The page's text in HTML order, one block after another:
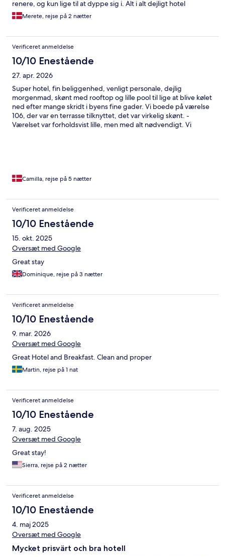
renere, og kun lige til at dyppe sig i. Alt i alt dejligt hotel
Merete, rejse på 2 nætter
Verificeret anmeldelse
10/10 Enestående
27. apr. 2026
Super hotel, fin beliggenhed, venligt personale, dejlig
morgenmad, skønt med rooftop og lille pool til lige at blive kølet
ned efter mange skridt i byens fine gader. Vi boede på værelse
106, der var en terrasse tilknyttet, det var virkelig skønt. -
Værelset var forholdsvist lille, men med alt nødvendigt. Vi
Camilla, rejse på 5 nætter
Verificeret anmeldelse
10/10 Enestående
15. okt. 2025
Oversæt med Google
Great stay
Dominique, rejse på 3 nætter
Verificeret anmeldelse
10/10 Enestående
9. mar. 2026
Oversæt med Google
Great Hotel and Breakfast. Clean and proper
Martin, rejse på 1 nat
Verificeret anmeldelse
10/10 Enestående
7. aug. 2025
Oversæt med Google
Great stay!
Sierra, rejse på 2 nætter
Verificeret anmeldelse
10/10 Enestående
4. maj 2025
Oversæt med Google
Mycket prisvärt och bra hotell